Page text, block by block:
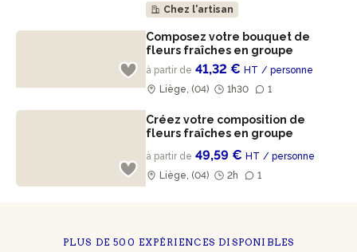
Chez l'artisan
Composez votre bouquet de
fleurs fraîches en groupe
à partir de 41,32 €HT / personne
Liège, (04)
1h30 1
Créez votre composition de
fleurs fraîches en groupe
à partir de 49,59 €HT / personne
Liège, (04)
2h 1
PLUS DE 500 EXPÉRIENCES DISPONIBLES